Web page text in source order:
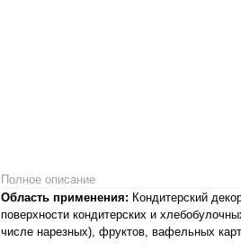
Полное описание
Область применения: Кондитерский
поверхности кондитерских и
числе нарезных), фруктов, вафельных